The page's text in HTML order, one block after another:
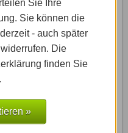
Sie Ihre
Sie können die
- auch später
Die
finden Sie
»
und die mobilen
immer weiter an.
ist es, dass die
mobile Endgeräte
von unterwegs aus
Einschränkung oder
auf die Homepage